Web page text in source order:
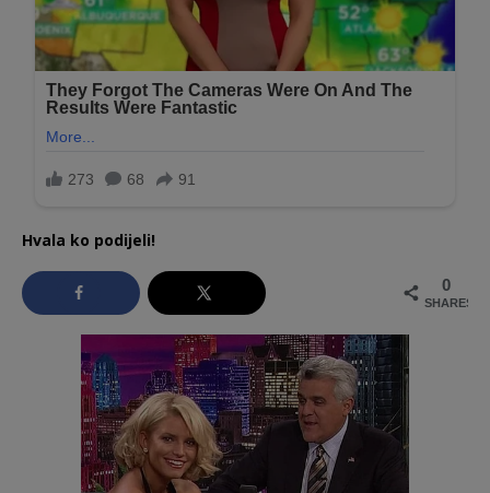
Hvala ko podijeli!
0
SHARES